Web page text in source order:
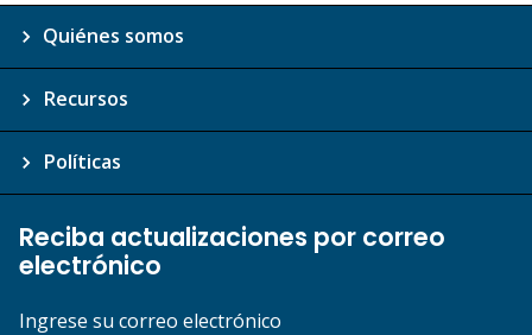
Quiénes somos
Recursos
Políticas
Reciba actualizaciones por correo
electrónico
Ingrese su correo electrónico